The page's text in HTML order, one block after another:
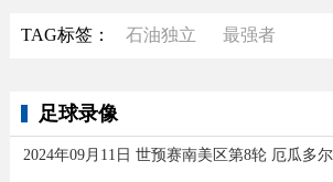
TAG标签： 石油独立 最强者
足球录像
2024年09月11日 世预赛南美区第8轮 厄瓜多